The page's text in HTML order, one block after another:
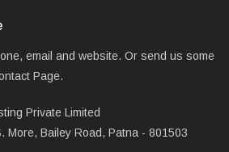
email and website. Or send us some
Page.
Private Limited
More, Bailey Road, Patna - 801503